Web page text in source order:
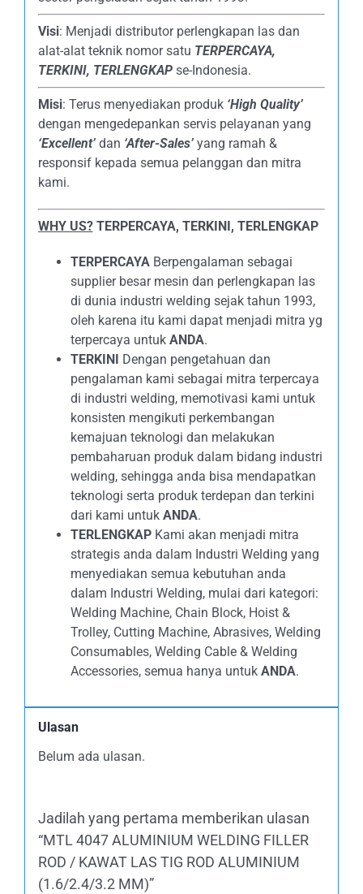
Visi: Menjadi distributor perlengkapan las dan
alat-alat teknik nomor satu TERPERCAYA,
TERKINI, TERLENGKAPse-Indonesia.
Misi: Terus menyediakan produk ‘High Quality’
dengan mengedepankan servis pelayanan yang
‘Excellent’dan ‘After-Sales’yang ramah &
responsif kepada semua pelanggan dan mitra
kami.
WHY US? TERPERCAYA, TERKINI, TERLENGKAP
TERPERCAYABerpengalaman sebagai
supplier besar mesin dan perlengkapan las
di dunia industri welding sejak tahun 1993,
oleh karena itu kami dapat menjadi mitra yg
terpercaya untuk ANDA.
TERKINI Dengan pengetahuan dan
pengalaman kami sebagai mitra terpercaya
di industri welding, memotivasi kami untuk
konsisten mengikuti perkembangan
kemajuan teknologi dan melakukan
pembaharuan produk dalam bidang industri
welding, sehingga anda bisa mendapatkan
teknologi serta produk terdepan dan terkini
dari kami untuk ANDA.
TERLENGKAPKami akan menjadi mitra
strategis anda dalam Industri Welding yang
menyediakan semua kebutuhan anda
dalam Industri Welding, mulai dari kategori:
Welding Machine, Chain Block, Hoist &
Trolley, Cutting Machine, Abrasives, Welding
Consumables, Welding Cable & Welding
Accessories, semua hanya untuk ANDA.
Ulasan
Belum ada ulasan.
Jadilah yang pertama memberikan ulasan
“MTL 4047 ALUMINIUM WELDING FILLER
ROD / KAWAT LAS TIG ROD ALUMINIUM
(1.6/2.4/3.2 MM)”